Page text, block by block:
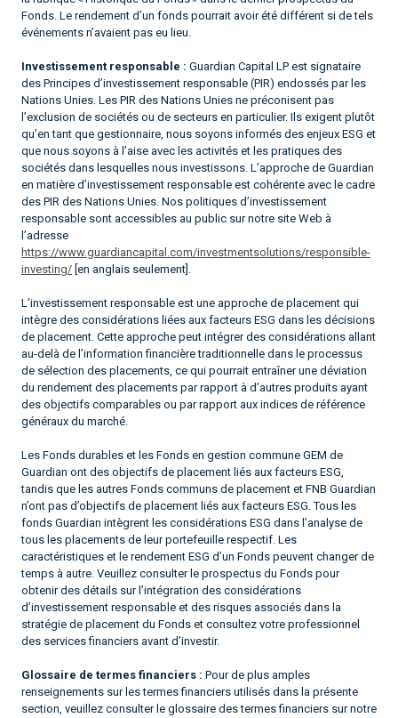
Fonds. Le rendement d’un fonds pourrait avoir été différent si de tels
événements n’avaient pas eu lieu.
Investissement responsable : Guardian Capital LP est signataire
des Principes d’investissement responsable (PIR) endossés par les
Nations Unies. Les PIR des Nations Unies ne préconisent pas
l’exclusion de sociétés ou de secteurs en particulier. Ils exigent plutôt
qu’en tant que gestionnaire, nous soyons informés des enjeux ESG et
que nous soyons à l’aise avec les activités et les pratiques des
sociétés dans lesquelles nous investissons. L’approche de Guardian
en matière d’investissement responsable est cohérente avec le cadre
des PIR des Nations Unies. Nos politiques d’investissement
responsable sont accessibles au public sur notre site Web à
l’adresse
https://www.guardiancapital.com/investmentsolutions/responsible-
investing/ [en anglais seulement].
L’investissement responsable est une approche de placement qui
intègre des considérations liées aux facteurs ESG dans les décisions
de placement. Cette approche peut intégrer des considérations allant
au-delà de l’information financière traditionnelle dans le processus
de sélection des placements, ce qui pourrait entraîner une déviation
du rendement des placements par rapport à d’autres produits ayant
des objectifs comparables ou par rapport aux indices de référence
généraux du marché.
Les Fonds durables et les Fonds en gestion commune GEM de
Guardian ont des objectifs de placement liés aux facteurs ESG,
tandis que les autres Fonds communs de placement et FNB Guardian
n’ont pas d’objectifs de placement liés aux facteurs ESG. Tous les
fonds Guardian intègrent les considérations ESG dans l’analyse de
tous les placements de leur portefeuille respectif. Les
caractéristiques et le rendement ESG d’un Fonds peuvent changer de
temps à autre. Veuillez consulter le prospectus du Fonds pour
obtenir des détails sur l’intégration des considérations
d’investissement responsable et des risques associés dans la
stratégie de placement du Fonds et consultez votre professionnel
des services financiers avant d’investir.
Glossaire de termes financiers : Pour de plus amples
renseignements sur les termes financiers utilisés dans la présente
section, veuillez consulter le glossaire des termes financiers sur notre